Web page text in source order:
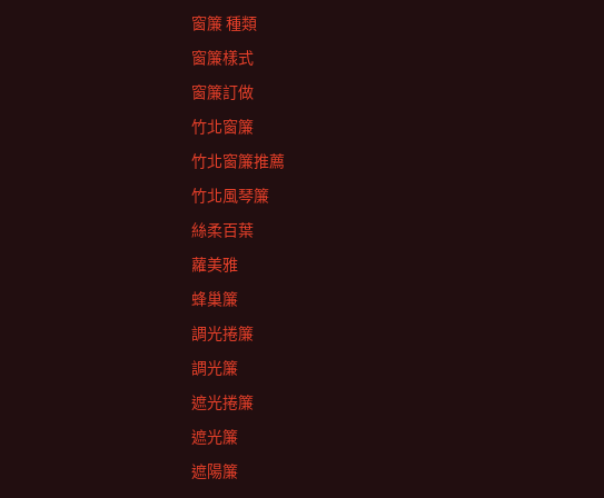
窗簾 種類
窗簾樣式
窗簾訂做
竹北窗簾
竹北窗簾推薦
竹北風琴簾
絲柔百葉
蘿美雅
蜂巢簾
調光捲簾
調光簾
遮光捲簾
遮光簾
遮陽簾